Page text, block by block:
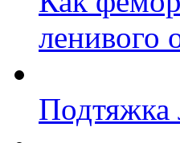
ленивого
Подтяжка